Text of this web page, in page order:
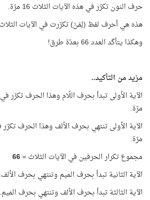
حرف النون تكرّر في هذه الآيات الثلاث 16 مرّة.
هذه هي أحرف لفظ (لِمَنْ) تكرّرت في الآيات الثلاث
وهكذا يتأكّد العدد 66 بعدّة طرق!
مزيد من التأكيد..
مرّة.
مرّة.
مجموع تكرار الحرفين في الآيات الثلاث =66
الآية الثانية تبدأ بحرف الميم وتنتهي بحرف
الآية الثالثة تبدأ بحرف الألف وتنتهي بحرف